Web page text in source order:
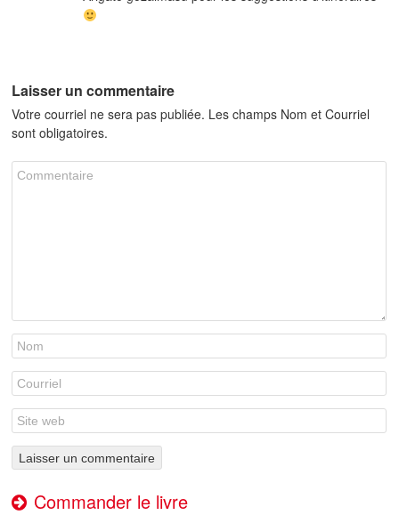
Laisser un commentaire
Votre courriel ne sera pas publiée. Les champs Nom et Courriel
sont obligatoires.
Commander le livre